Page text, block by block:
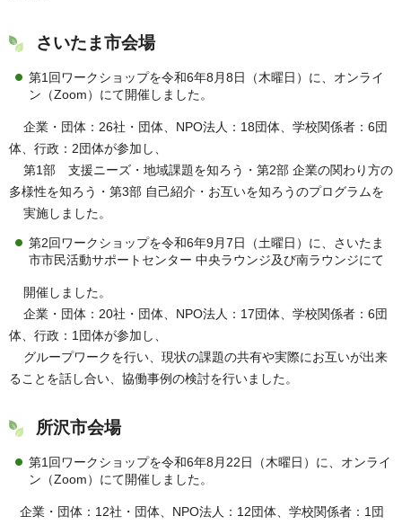
さいたま市会場
第1回ワークショップを令和6年8月8日（木曜日）に、オンライ
ン（Zoom）にて開催しました。
企業・団体：26社・団体、NPO法人：18団体、学校関係者：6団
体、行政：2団体が参加し、
第1部 支援ニーズ・地域課題を知ろう・第2部 企業の関わり方の
多様性を知ろう・第3部 自己紹介・お互いを知ろうのプログラムを
実施しました。
第2回ワークショップを令和6年9月7日（土曜日）に、さいたま
市市民活動サポートセンター 中央ラウンジ及び南ラウンジにて
開催しました。
企業・団体：20社・団体、NPO法人：17団体、学校関係者：6団
体、行政：1団体が参加し、
グループワークを行い、現状の課題の共有や実際にお互いが出来
ることを話し合い、協働事例の検討を行いました。
所沢市会場
第1回ワークショップを令和6年8月22日（木曜日）に、オンライ
ン（Zoom）にて開催しました。
企業・団体：12社・団体、NPO法人：12団体、学校関係者：1団